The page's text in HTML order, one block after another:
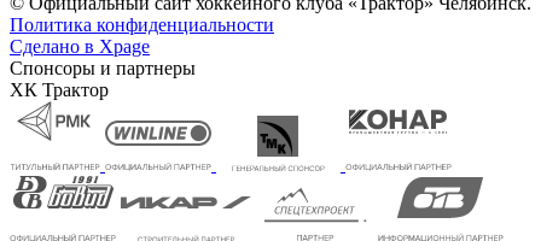
Политика конфиденциальности
Сделано в Xpage
Спонсоры и партнеры
ХК Трактор